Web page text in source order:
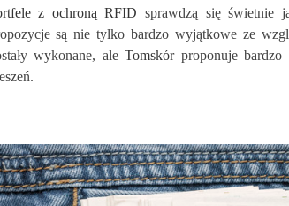
NA 33.
NAJMODNIEJSZE KOLORY
KURTEK W TYM SEZONIE
4392wyświetleń
z ochroną RFID sprawdzą się świetnie
są nie tylko bardzo wyjątkowe ze
wykonane, ale Tomskórproponuje bardzo